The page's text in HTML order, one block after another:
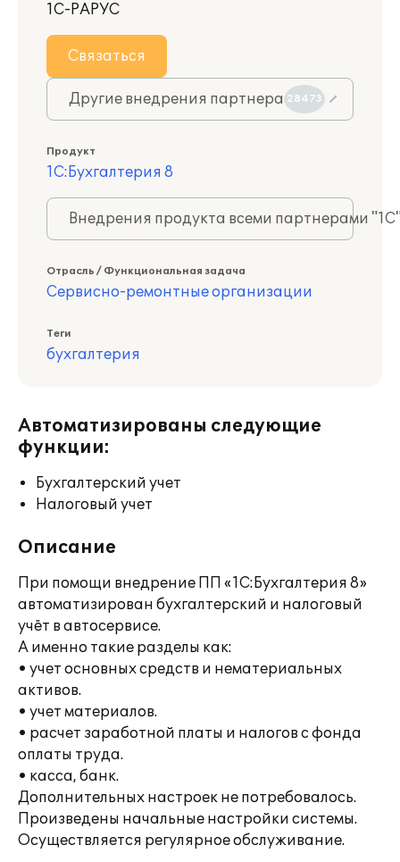
1С-РАРУС
Связаться
Другие внедрения партнера 28473
Продукт
1С:Бухгалтерия 8
Внедрения продукта всеми партнерами
Отрасль / Функциональная задача
Сервисно-ремонтные организации
Теги
бухгалтерия
Автоматизированы следующие
функции:
Бухгалтерский учет
Налоговый учет
Описание
При помощи внедрение ПП «1С:Бухгалтерия 8»
автоматизирован бухгалтерский и налоговый
учёт в автосервисе.
А именно такие разделы как:
• учет основных средств и нематериальных
активов.
• учет материалов.
• расчет заработной платы и налогов с фонда
оплаты труда.
• касса, банк.
Дополнительных настроек не потребовалось.
Произведены начальные настройки системы.
Осуществляется регулярное обслуживание.